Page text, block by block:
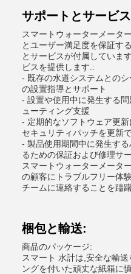
サポートとサービス
スマートウォーターメータ
とユーザー満足度を保証す
とサービスが付属していま
ビスを提供します.:
- 既存の水道システムとの
の設置指導とサポート
- 設置や使用中に発生する
ューティング支援
- 定期的なソフトウェア更
セキュリティパッチを更新
- 製品使用期間中に発生す
るための保証および修理サ
スマートウォーターメータ
の顧客にトラブルフリー体
チームに連絡することを躊
梱包と輸送:
商品のパッケージ:
スマート 水計は,安全な輸
ングを付いた頑丈な紙箱に